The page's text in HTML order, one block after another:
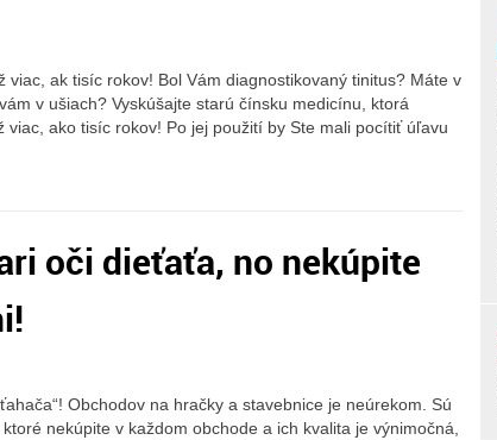
ak tisíc rokov! Bol Vám diagnostikovaný tinitus? Máte v
v ušiach? Vyskúšajte starú čínsku medicínu, ktorá
ako tisíc rokov! Po jej použití by Ste mali pocítiť úľavu
oči dieťaťa, no nekúpite
Obchodov na hračky a stavebnice je neúrekom. Sú
nekúpite v každom obchode a ich kvalita je výnimočná,